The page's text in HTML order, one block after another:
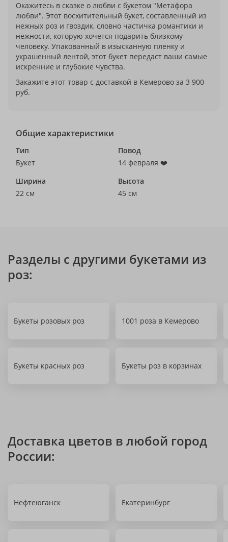
Окажитесь в сказке о любви с букетом "Метафора
любви". Этот восхитительный букет, составленный из
нежных роз и гвоздик, словно частичка романтики и
нежности, которую хочется подарить близкому
человеку. Упакованный в изысканную пленку и
украшенный лентой, этот букет передаст ваши самые
искренние и глубокие чувства.
Закажите этот товар с доставкой в Кемерово за 3 900
руб.
Общие характеристики
Тип
Букет
Повод
14 февраля ❤️
Ширина
22 см
Высота
45 см
Разделы с другими букетами из
роз:
Букеты розовых роз 1001 роза в Кемерово
Букеты красных роз Букеты роз в корзинах
Доставка цветов в любой город
России:
Нефтеюганск Екатеринбург